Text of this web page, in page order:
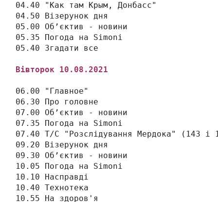
04.40 "Как там Крым, Донбасс"
04.50 Візерунок дня
05.00 Об’єктив - новини
05.35 Погода на Simonі
05.40 Згадати все
Вівторок 10 .08.2021
06.00 "Главное"
06.30 Про головне
07.00 Об’єктив - новини
07.35 Погода на Simonі
07.40 Т/С "Розслідування Мердока" (143 і
09.20 Візерунок дня
09.30 Об’єктив - новини
10.05 Погода на Simonі
10.10 Насправді
10.40 Технотека
10.55 На здоров'я